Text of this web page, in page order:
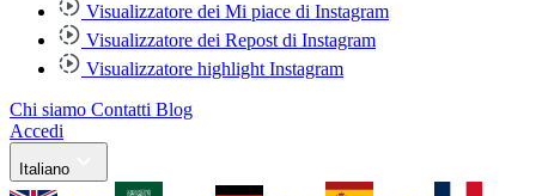
Visualizzatore dei Mi piace di Instagram
Visualizzatore dei Repost di Instagram
Visualizzatore highlight Instagram
Chi siamo Contatti Blog
Accedi
Italiano